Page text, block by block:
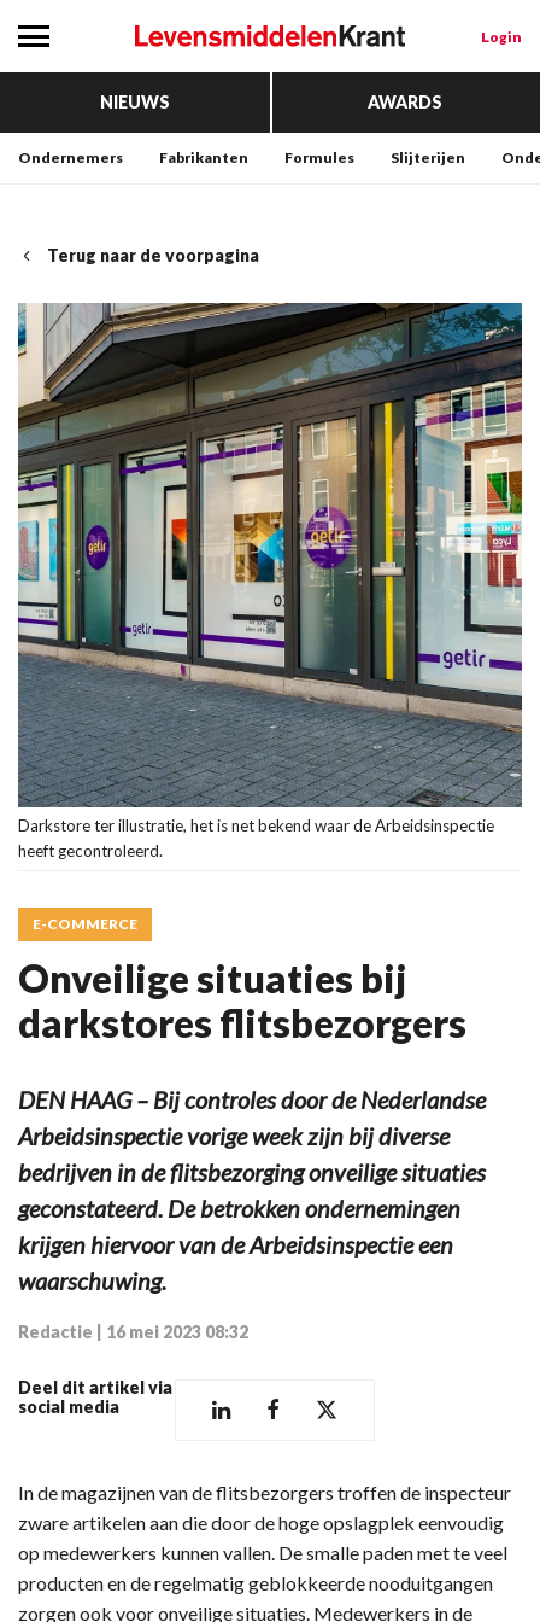
Login
NIEUWS AWARDS
Ondernemers Fabrikanten Formules Slijterijen
Terug naar de voorpagina
Darkstore ter illustratie, het is net bekend waar de Arbeidsinspectie
heeft gecontroleerd.
E-COMMERCE
Onveilige situaties bij
darkstores flitsbezorgers
DEN HAAG – Bij controles door de Nederlandse
Arbeidsinspectie vorige week zijn bij diverse
bedrijven in de flitsbezorging onveilige situaties
geconstateerd. De betrokken ondernemingen
krijgen hiervoor van de Arbeidsinspectie een
waarschuwing.
Redactie 16 mei 2023 08:32
Deel dit artikel via
social media
In de magazijnen van de flitsbezorgers troffen de inspecteur
zware artikelen aan die door de hoge opslagplek eenvoudig
op medewerkers kunnen vallen. De smalle paden met te veel
producten en de regelmatig geblokkeerde nooduitgangen
zorgen ook voor onveilige situaties. Medewerkers in de